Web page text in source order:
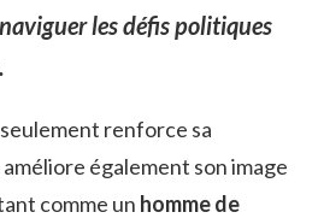
les défis politiques
renforce sa
également son image
comme un homme de